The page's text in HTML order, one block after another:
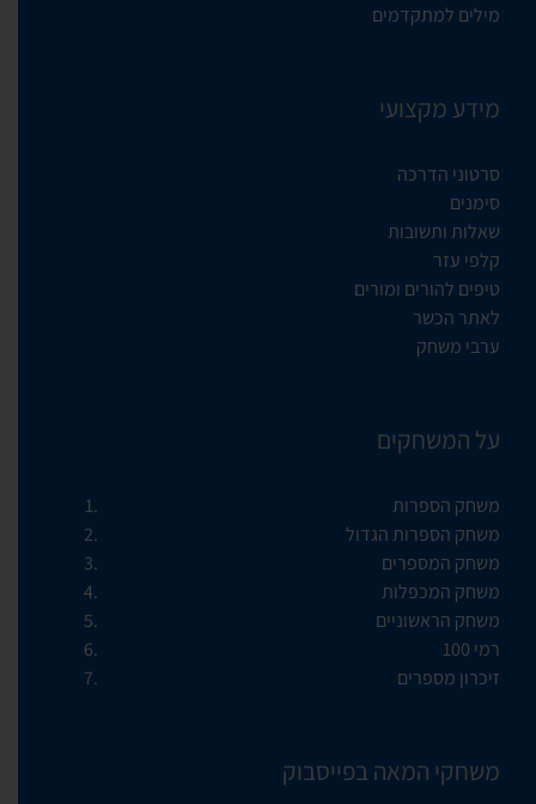
מילים למתקדמים
מידע מקצועי
סרטוני הדרכה
סימנים
שאלות ותשובות
קלפי עזר
טיפים להורים ומורים
לאתר הכשר
ערבי משחק
על המשחקים
משחק הספרות
משחק הספרות הגדול
משחק המספרים
משחק המכפלות
משחק הראשוניים
רמי 100
זיכרון מספרים
משחקי המאה בפייסבוק